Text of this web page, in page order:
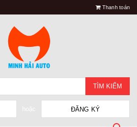
Thanh toán
TÌM KIẾM
hoặc ĐĂNG KÝ